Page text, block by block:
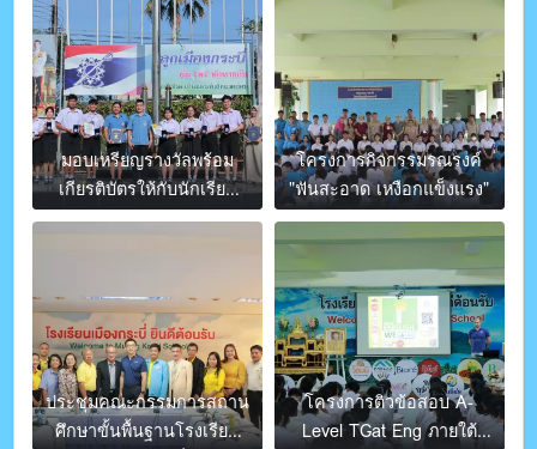
มอบเหรียญรางวัลพร้อม
เกียรติบัตรให้กับนักเรียน
และคุณครู
โครงการกิจกรรมรณรงค์
"ฟันสะอาด เหงือกแข็งแรง"
ประชุมคณะกรรมการสถาน
ศึกษาขั้นพื้นฐานโรงเรียน
โครงการติวข้อสอบ A-
Level TGat Eng ภายใต้